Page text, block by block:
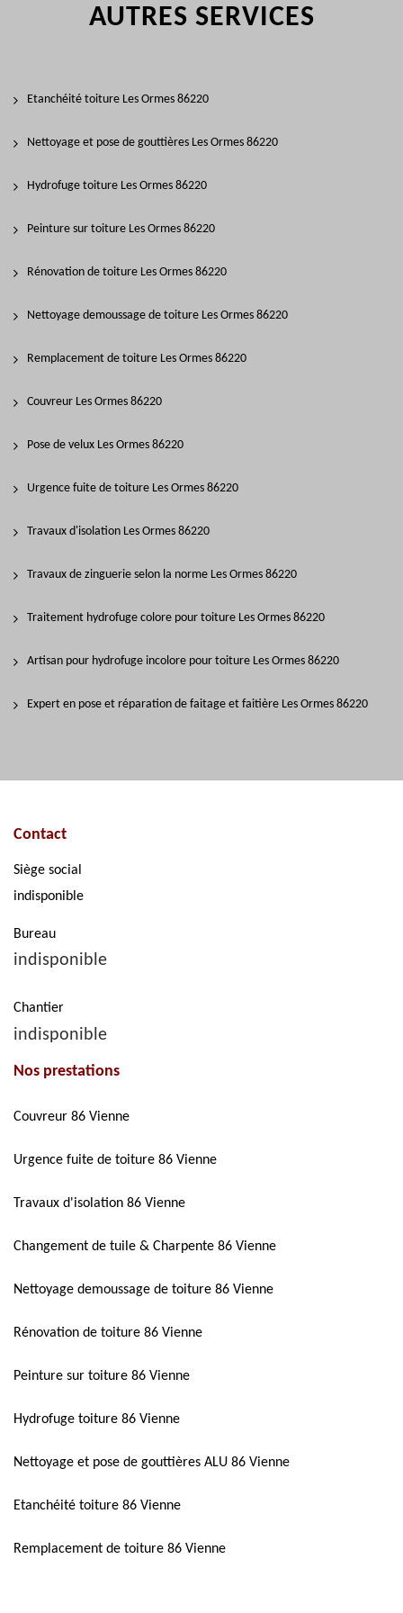
AUTRES SERVICES
Etanchéité toiture Les Ormes 86220
Nettoyage et pose de gouttières Les Ormes 86220
Hydrofuge toiture Les Ormes 86220
Peinture sur toiture Les Ormes 86220
Rénovation de toiture Les Ormes 86220
Nettoyage demoussage de toiture Les Ormes 86220
Remplacement de toiture Les Ormes 86220
Couvreur Les Ormes 86220
Pose de velux Les Ormes 86220
Urgence fuite de toiture Les Ormes 86220
Travaux d'isolation Les Ormes 86220
Travaux de zinguerie selon la norme Les Ormes 86220
Traitement hydrofuge colore pour toiture Les Ormes 86220
Artisan pour hydrofuge incolore pour toiture Les Ormes 86220
Expert en pose et réparation de faitage et faitière Les Ormes 86220
Contact
Siège social
indisponible
Bureau
indisponible
Chantier
indisponible
Nos prestations
Couvreur 86 Vienne
Urgence fuite de toiture 86 Vienne
Travaux d'isolation 86 Vienne
Changement de tuile & Charpente 86 Vienne
Nettoyage demoussage de toiture 86 Vienne
Rénovation de toiture 86 Vienne
Peinture sur toiture 86 Vienne
Hydrofuge toiture 86 Vienne
Nettoyage et pose de gouttières ALU 86 Vienne
Etanchéité toiture 86 Vienne
Remplacement de toiture 86 Vienne